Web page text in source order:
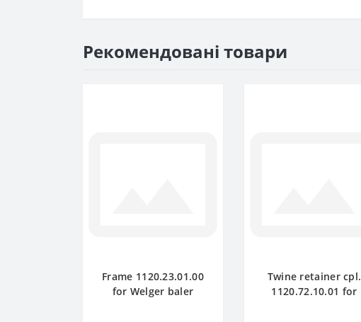
Рекомендовані товари
Frame 1120.23.01.00
for Welger baler
Twine retainer cpl.
1120.72.10.01 for